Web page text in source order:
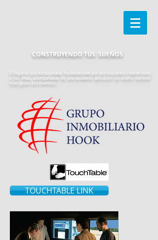
El hogar es uno de tus pilares fundamentales por eso buscamos crear en base
a tus ideas, acompañadas de una excelente aplicación de diseño dandole
buen gusto a tu inversión
CONSTRUYENDO TUS SUEÑOS
TOUCHTABLE LINK